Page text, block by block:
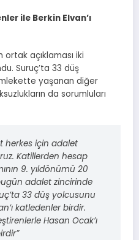
ile Berkin Elvan’ı
ortak açıklaması iki
Suruç’ta 33 düş
yaşanan diğer
da sorumluları
herkes için adalet
Katillerden hesap
9. yıldönümü 20
adalet zincirinde
33 düş yolcusunu
katledenler birdir.
Hasan Ocak’ı